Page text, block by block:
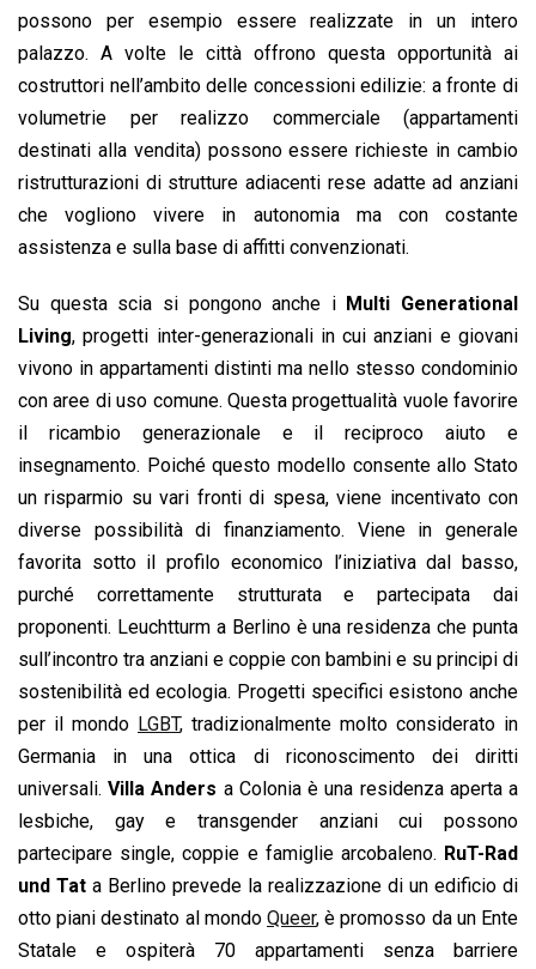
possono per esempio essere realizzate in un intero
palazzo. A volte le città offrono questa opportunità ai
costruttori nell’ambito delle concessioni edilizie: a fronte di
volumetrie per realizzo commerciale (appartamenti
destinati alla vendita) possono essere richieste in cambio
ristrutturazioni di strutture adiacenti rese adatte ad anziani
che vogliono vivere in autonomia ma con costante
assistenza e sulla base di affitti convenzionati.
Su questa scia si pongono anche i Multi Generational
Living, progetti inter-generazionali in cui anziani e giovani
vivono in appartamenti distinti ma nello stesso condominio
con aree di uso comune. Questa progettualità vuole favorire
il ricambio generazionale e il reciproco aiuto e
insegnamento. Poiché questo modello consente allo Stato
un risparmio su vari fronti di spesa, viene incentivato con
diverse possibilità di finanziamento. Viene in generale
favorita sotto il profilo economico l’iniziativa dal basso,
purché correttamente strutturata e partecipata dai
proponenti. Leuchtturm a Berlino è una residenza che punta
sull’incontro tra anziani e coppie con bambini e su principi di
sostenibilità ed ecologia. Progetti specifici esistono anche
per il mondo LGBT, tradizionalmente molto considerato in
Germania in una ottica di riconoscimento dei diritti
universali.Villa Anders a Colonia è una residenza aperta a
lesbiche, gay e transgender anziani cui possono
partecipare single, coppie e famiglie arcobaleno. RuT-Rad
und Tat a Berlino prevede la realizzazione di un edificio di
otto piani destinato al mondo Queer, è promosso da un Ente
Statale e ospiterà 70 appartamenti senza barriere